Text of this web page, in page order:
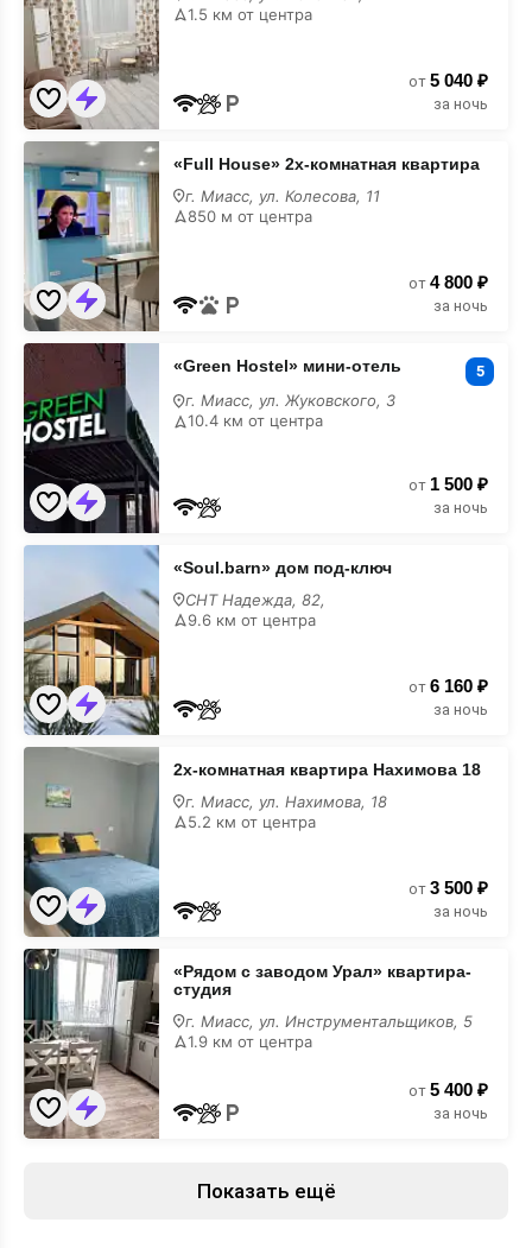
Нечётная
1.5 км от центра
от 5 040 ₽
за ночь
«Full
House»
2х-
комнатная
квартира
«Full House» 2х-комнатная квартира
г. Миасс, ул. Колесова, 11
850 м от центра
от 4 800 ₽
за ночь
«Green
Hostel»
мини-
отель
«Green Hostel» мини-отель 5
г. Миасс, ул. Жуковского, 3
10.4 км от центра
от 1 500 ₽
за ночь
«Soul.barn»
ключ
«Soul.barn» дом под-ключ
СНТ Надежда, 82,
9.6 км от центра
от 6 160 ₽
за ночь
2х-
квартира
Нахимова
18
2х-комнатная квартира Нахимова 18
г. Миасс, ул. Нахимова, 18
5.2 км от центра
от 3 500 ₽
за ночь
«Рядом
с
заводом
Урал»
квартира-
студия
«Рядом с заводом Урал» квартира-
студия
г. Миасс, ул. Инструментальщиков, 5
1.9 км от центра
от 5 400 ₽
за ночь
Показать ещё